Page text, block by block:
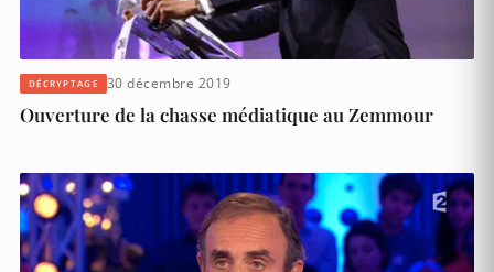
DÉCRYPTAGE 30 décembre 2019
Ouverture de la chasse médiatique au Zemmour